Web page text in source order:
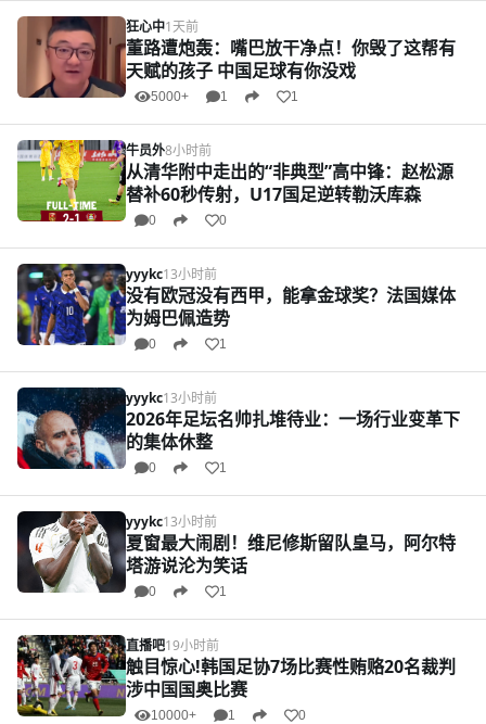
狂心中1天前
董路遭炮轰：嘴巴放干净点！你毁了这帮有
天赋的孩子 中国足球有你没戏
5000+ 1 1
牛员外8小时前
从清华附中走出的“非典型”高中锋：赵松源
替补60秒传射，U17国足逆转勒沃库森
0 0
yyykc13小时前
没有欧冠没有西甲，能拿金球奖？法国媒体
为姆巴佩造势
0 1
yyykc13小时前
2026年足坛名帅扎堆待业：一场行业变革下
的集体休整
0 1
yyykc13小时前
夏窗最大闹剧！维尼修斯留队皇马，阿尔特
塔游说沦为笑话
0 1
直播吧19小时前
触目惊心!韩国足协7场比赛性贿赂20名裁判
涉中国国奥比赛
10000+ 1 0